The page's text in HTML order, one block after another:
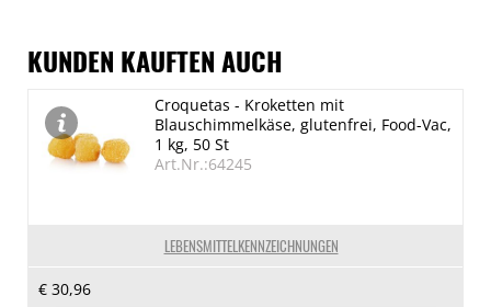
je 100g
Brennwert
519 kJ/124 kcal
Fett
1.1 g
25 g
KUNDEN KAUFTEN AUCH
LEBENSMITTELKENNZEICHNUNGEN
Croquetas - Kroketten mit
Blauschimmelkäse, glutenfrei, Food-Vac,
1 kg, 50 St
Art.Nr.:64245
€ 30,96